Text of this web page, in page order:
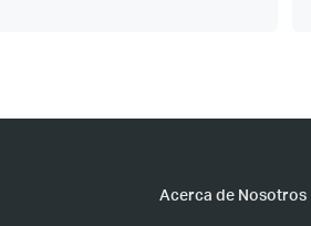
Acerca de Nosotros